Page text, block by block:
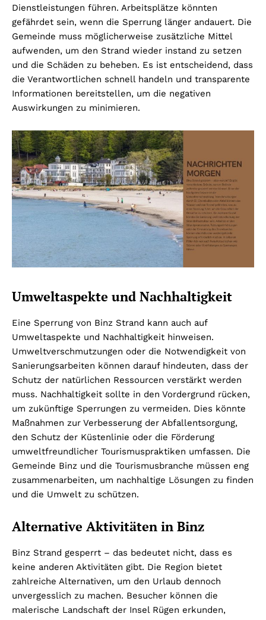
Dienstleistungen führen. Arbeitsplätze könnten
gefährdet sein, wenn die Sperrung länger andauert. Die
Gemeinde muss möglicherweise zusätzliche Mittel
aufwenden, um den Strand wieder instand zu setzen
und die Schäden zu beheben. Es ist entscheidend, dass
die Verantwortlichen schnell handeln und transparente
Informationen bereitstellen, um die negativen
Auswirkungen zu minimieren.
Umweltaspekte und Nachhaltigkeit
Eine Sperrung von Binz Strand kann auch auf
Umweltaspekte und Nachhaltigkeit hinweisen.
Umweltverschmutzungen oder die Notwendigkeit von
Sanierungsarbeiten können darauf hindeuten, dass der
Schutz der natürlichen Ressourcen verstärkt werden
muss. Nachhaltigkeit sollte in den Vordergrund rücken,
um zukünftige Sperrungen zu vermeiden. Dies könnte
Maßnahmen zur Verbesserung der Abfallentsorgung,
den Schutz der Küstenlinie oder die Förderung
umweltfreundlicher Tourismuspraktiken umfassen. Die
Gemeinde Binz und die Tourismusbranche müssen eng
zusammenarbeiten, um nachhaltige Lösungen zu finden
und die Umwelt zu schützen.
Alternative Aktivitäten in Binz
Binz Strand gesperrt – das bedeutet nicht, dass es
keine anderen Aktivitäten gibt. Die Region bietet
zahlreiche Alternativen, um den Urlaub dennoch
unvergesslich zu machen. Besucher können die
malerische Landschaft der Insel Rügen erkunden,